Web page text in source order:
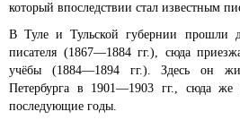
который впоследствии стал известным
В Туле и Тульской губернии прошли
писателя (1867—1884 гг.), сюда
учёбы (1884—1894 гг.). Здесь он
Петербурга в 1901—1903 гг., сюда же
последующие годы.